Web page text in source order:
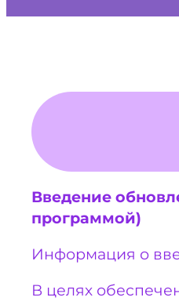
Введение
программой)
Информация о
В целях